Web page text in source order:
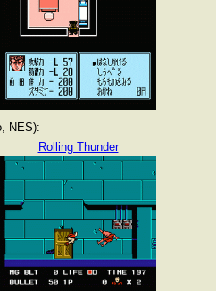
NES):
Rolling Thunder